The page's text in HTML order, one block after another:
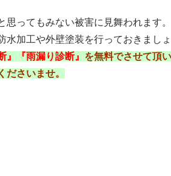
思ってもみない被害に見舞われます。
水加工や外壁塗装を行っておきましょ
』『雨漏り診断』 を無料でさせて頂
ださいませ。